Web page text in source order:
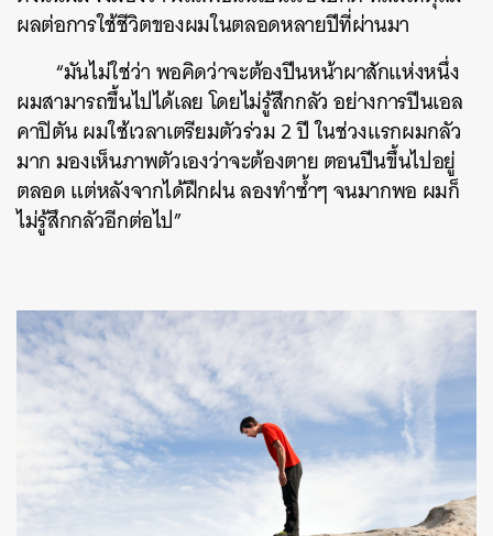
ผลต่อการใช้ชีวิตของผมในตลอดหลายปีที่ผ่านมา
“มันไม่ใช่ว่า พอคิดว่าจะต้องปีนหน้าผาสักแห่งหนึ่ง
ผมสามารถขึ้นไปได้เลย โดยไม่รู้สึกกลัว อย่างการปีนเอล
คาปิตัน ผมใช้เวลาเตรียมตัวร่วม 2 ปี ในช่วงแรกผมกลัว
มาก มองเห็นภาพตัวเองว่าจะต้องตาย ตอนปีนขึ้นไปอยู่
ตลอด แต่หลังจากได้ฝึกฝน ลองทำซ้ำๆ จนมากพอ ผมก็
ไม่รู้สึกกลัวอีกต่อไป”